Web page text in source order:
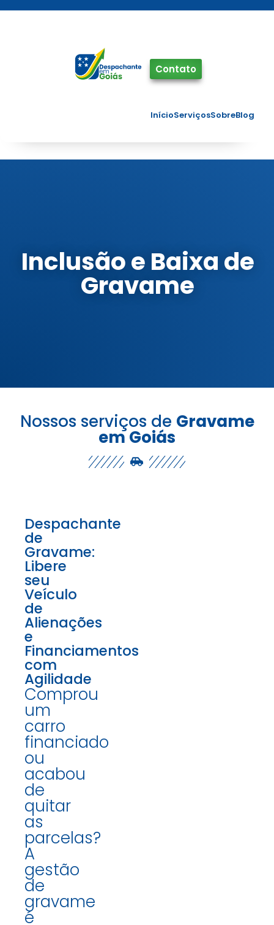
Blog
Sobre
Serviços
Início
Contato
Inclusão e Baixa de
Gravame
Nossos serviços de Gravame
em Goiás
Despachante
de
Gravame:
Libere
seu
Veículo
de
Alienações
e
Financiamentos
com
Agilidade
Comprou
um
carro
financiado
ou
acabou
de
quitar
as
parcelas?
A
gestão
de
gravame
é